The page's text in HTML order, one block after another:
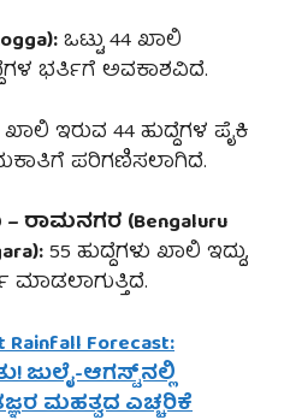
ಒಟ್ಟು 44 ಖಾಲಿ
ಭರ್ತಿಗೆ ಅವಕಾಶವಿದೆ.
ಖಾಲಿ ಇರುವ 44 ಹುದ್ದೆಗಳ ಪೈಕಿ
ಪರಿಗಣಿಸಲಾಗಿದೆ.
ರಾಮನಗರ (Bengaluru
55 ಹುದ್ದೆಗಳು ಖಾಲಿ ಇದ್ದು,
ಮಾಡಲಾಗುತ್ತಿದೆ.
Rainfall Forecast:
ಜುಲೈ-ಆಗಸ್ಟ್‌ನಲ್ಲಿ
ಮಹತ್ವದ ಎಚ್ಚರಿಕೆ